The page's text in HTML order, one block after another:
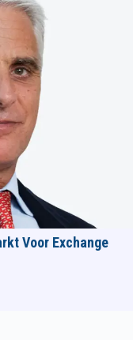
Voor Exchange